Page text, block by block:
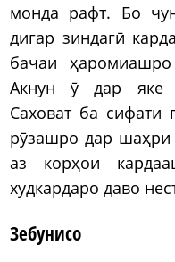
монда рафт. Бо
дигар зиндагӣ
бачаи
Акнун ӯ дар яке
Саховат ба сифати
рӯзашро дар шаҳри
аз корҳои
худкардаро даво
Зебунисо